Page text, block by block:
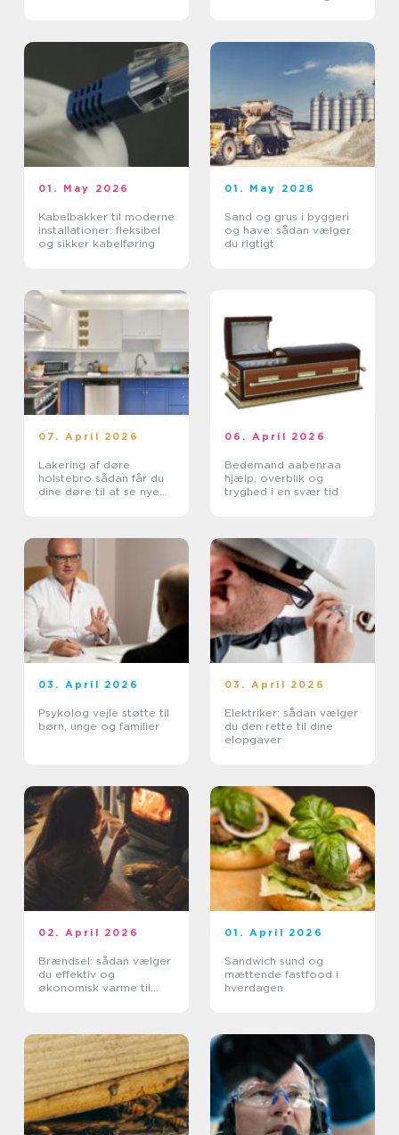
01. May 2026
Kabelbakker til moderne
installationer: fleksibel
og sikker kabelføring
01. May 2026
Sand og grus i byggeri
og have: sådan vælger
du rigtigt
07. April 2026
Lakering af døre
holstebro sådan får du
dine døre til at se nye
06. April 2026
Bedemand aabenraa
hjælp, overblik og
tryghed i en svær tid
03. April 2026
Psykolog vejle støtte til
børn, unge og familier
03. April 2026
Elektriker: sådan vælger
du den rette til dine
elopgaver
02. April 2026
Brændsel: sådan vælger
du effektiv og
økonomisk varme til
01. April 2026
Sandwich sund og
mættende fastfood i
hverdagen